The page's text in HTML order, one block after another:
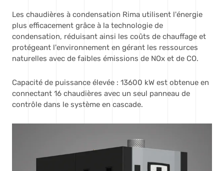
Les chaudières à condensation Rima utilisent l'énergie
plus efficacement grâce à la technologie de
condensation, réduisant ainsi les coûts de chauffage et
protégeant l'environnement en gérant les ressources
naturelles avec de faibles émissions de NOx et de CO.
Capacité de puissance élevée : 13600 kW est obtenue en
connectant 16 chaudières avec un seul panneau de
contrôle dans le système en cascade.